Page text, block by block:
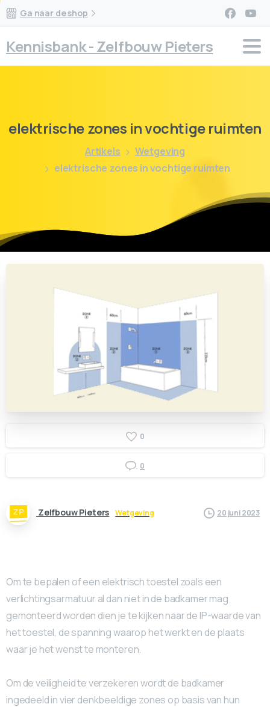
Ga naar de shop
Kennisbank - Zelfbouw Pieters
elektrischezones invochtigeruimten
Artikels
Wetgeving
elektrische zones in vochtige ruimten
0
0
Zelfbouw Pieters Wetgeving 20 juni 2023
Om te bepalen of een elektrisch toestel zoals een
verlichtingsarmatuur al dan niet in de badkamer mag
gemonteerd worden dien je te kijken naar de IP-waarde van
het toestel, de spanning waarop het werkt en de plaats
waar je het wenst te monteren.
Om de veiligheid te verzekeren wordt de badkamer
ingedeeld in vier denkbeeldige zones op basis van hun